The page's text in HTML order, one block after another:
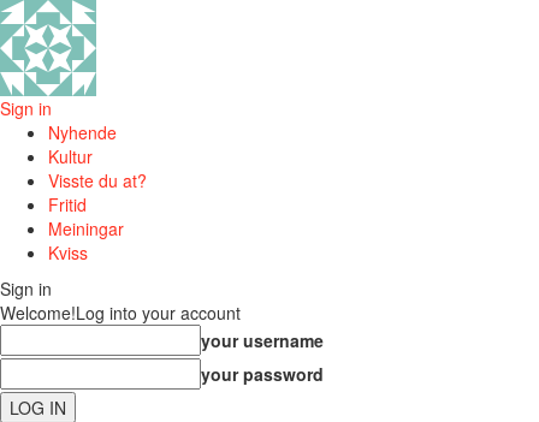
Sign in
Nyhende
Kultur
Visste du at?
Fritid
Meiningar
Kviss
Sign in
Welcome!Log into your account
your username
your password